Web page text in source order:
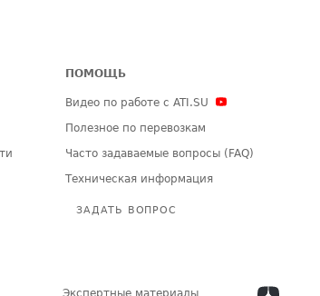
ПОМОЩЬ
Видео по работе с ATI.SU
Полезное по перевозкам
Часто задаваемые вопросы (FAQ)
Техническая информация
ЗАДАТЬ ВОПРОС
Экспертные материалы